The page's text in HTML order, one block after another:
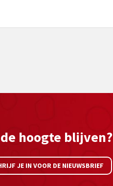
hoogte blijven?
JE IN VOOR DE NIEUWSBRIEF